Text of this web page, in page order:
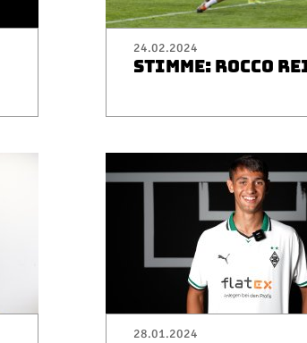
24.02.2024
STIMME: ROCCO
28.01.2024